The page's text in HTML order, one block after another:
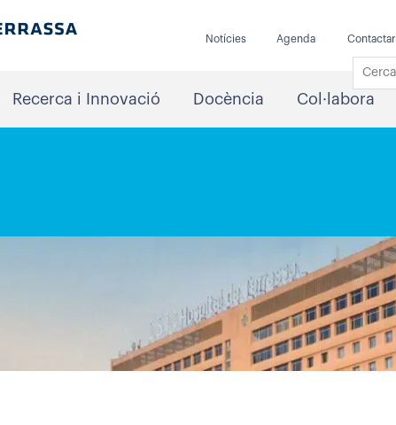
Notícies Agenda Contactar
Recerca i Innovació Docència Col·labora